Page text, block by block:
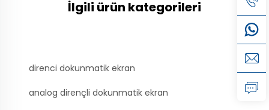
İlgili ürün kategorileri
direnci dokunmatik ekran
analog dirençli dokunmatik ekran